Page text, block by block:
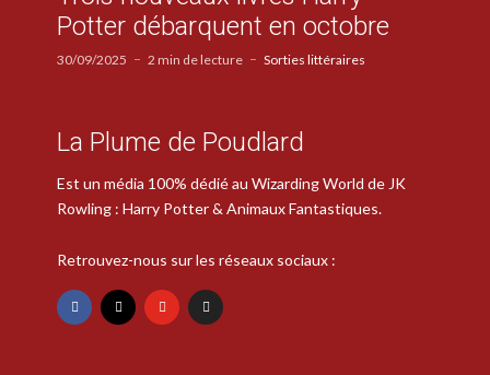
Potter débarquent en octobre
30/09/2025 2 min de lecture Sorties littéraires
La Plume de Poudlard
Est un média 100% dédié au Wizarding World de JK
Rowling : Harry Potter & Animaux Fantastiques.
Retrouvez-nous sur les réseaux sociaux :